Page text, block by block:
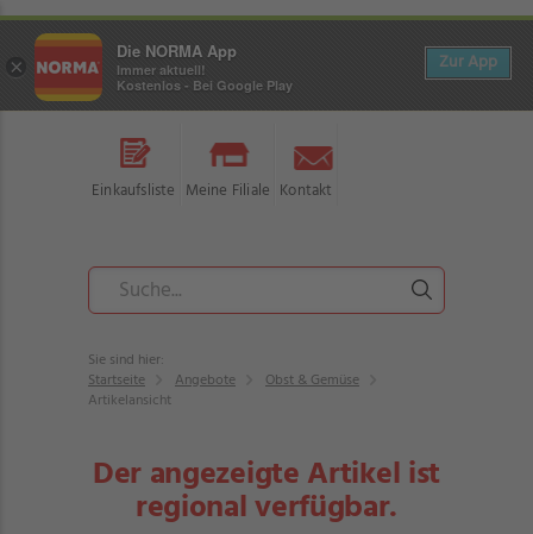
Einkaufsliste Meine Filiale Kontakt
Sie sind hier:
Startseite
Angebote
Obst & Gemüse
Artikelansicht
Der angezeigte Artikel ist
regional verfügbar.
×
Die NORMA App
Immer aktuell!
Kostenlos - Bei Google Play
Zur App